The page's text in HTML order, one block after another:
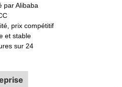
par Alibaba
prix compétitif
et stable
sur 24